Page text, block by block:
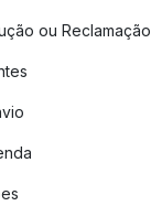
ou Reclamação